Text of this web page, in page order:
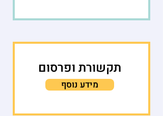
תקשורת ופרסום
מידע נוסף